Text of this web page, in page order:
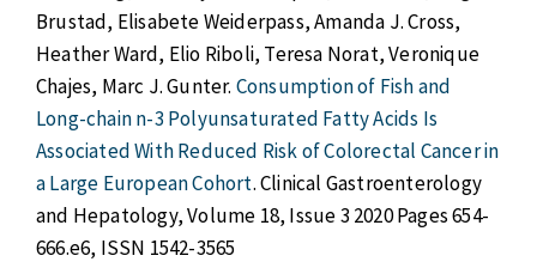
Brustad, Elisabete Weiderpass, Amanda J. Cross,
Heather Ward, Elio Riboli, Teresa Norat, Veronique
Chajes, Marc J. Gunter. Consumption of Fish and
Long-chain n-3 Polyunsaturated Fatty Acids Is
Associated With Reduced Risk of Colorectal Cancer in
a Large European Cohort. Clinical Gastroenterology
and Hepatology, Volume 18, Issue 3 2020 Pages 654-
666.e6, ISSN 1542-3565